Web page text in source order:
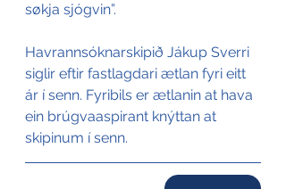
søkja sjógvin”.
Havrannsóknarskipið Jákup Sverri
siglir eftir fastlagdari ætlan fyri eitt
ár í senn. Fyribils er ætlanin at hava
ein brúgvaaspirant knýttan at
skipinum í senn.